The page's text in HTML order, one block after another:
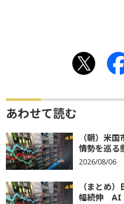
あわせて読む
（朝）米
情勢を巡る
2026/08/06
（まとめ
幅続伸 AI